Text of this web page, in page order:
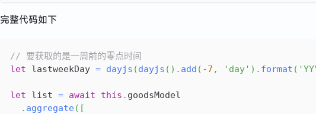
完整代码如下
// 要获取的是一周前的零点时间
let lastweekDay = dayjs (dayjs ( ) . add ( -7 , 'day' ) . format (
let list = await this . goodsModel
. aggregate( [